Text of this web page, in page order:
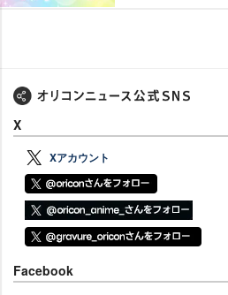
X
Xアカウント
Facebook